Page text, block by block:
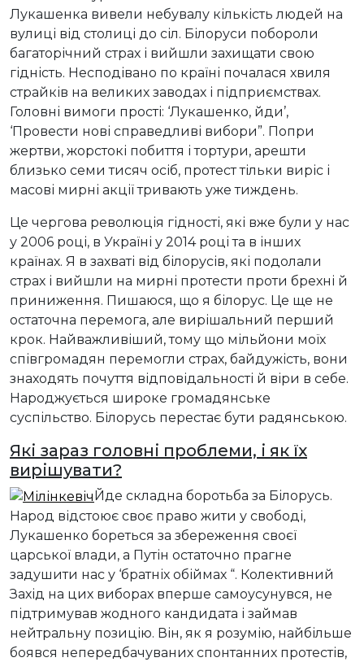
Лукашенка вивели небувалу кількість людей на
вулиці від столиці до сіл. Білоруси побороли
багаторічний страх і вийшли захищати свою
гідність. Несподівано по країні почалася хвиля
страйків на великих заводах і підприємствах.
Головні вимоги прості: ‘Лукашенко, йди’,
‘Провести нові справедливі вибори”. Попри
жертви, жорстокі побиття і тортури, арешти
близько семи тисяч осіб, протест тільки виріс і
масові мирні акції тривають уже тиждень.
Це чергова революція гідності, які вже були у нас
у 2006 році, в Україні у 2014 році та в інших
країнах. Я в захваті від білорусів, які подолали
страх і вийшли на мирні протести проти брехні й
приниження. Пишаюся, що я білорус. Це ще не
остаточна перемога, але вирішальний перший
крок. Найважливіший, тому що мільйони моїх
співгромадян перемогли страх, байдужість, вони
знаходять почуття відповідальності й віри в себе.
Народжується широке громадянське
суспільство. Білорусь перестає бути радянською.
Які зараз головні проблеми, і як їх
вирішувати?
Йде складна боротьба за Білорусь.
Народ відстоює своє право жити у свободі,
Лукашенко бореться за збереження своєї
царської влади, а Путін остаточно прагне
задушити нас у ‘братніх обіймах “. Колективний
Захід на цих виборах вперше самоусунувся, не
підтримував жодного кандидата і займав
нейтральну позицію. Він, як я розумію, найбільше
боявся непередбачуваних спонтанних протестів,